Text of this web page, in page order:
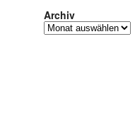
Archiv
Archiv